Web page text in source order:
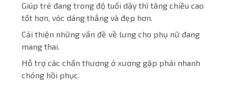
Giúp trẻ đang trong độ tuổi dậy thì tăng chiều cao
tốt hơn, vóc dáng thẳng và đẹp hơn.
Cải thiện những vấn đề về lưng cho phụ nữ đang
mang thai.
Hỗ trợ các chấn thương ở xương gặp phải nhanh
chóng hồi phục.